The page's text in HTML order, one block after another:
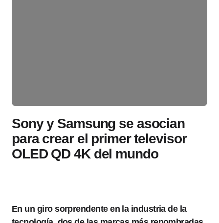
Sony y Samsung se asocian
para crear el primer televisor
OLED QD 4K del mundo
En un giro sorprendente en la industria de la